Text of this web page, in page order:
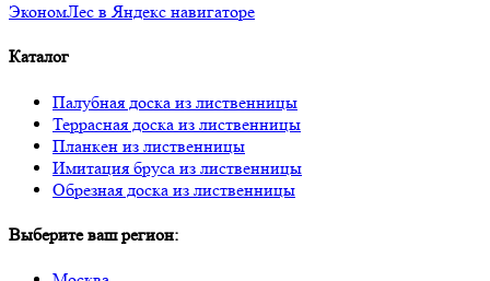
ЭкономЛес в Яндекс навигаторе
Каталог
Палубная доска из лиственницы
Террасная доска из лиственницы
Планкен из лиственницы
Имитация бруса из лиственницы
Обрезная доска из лиственницы
Выберите ваш регион: